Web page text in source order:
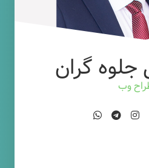
گران
وب